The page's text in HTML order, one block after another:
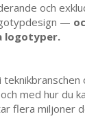
och
—
logotyper.
med hur
flera miljoner